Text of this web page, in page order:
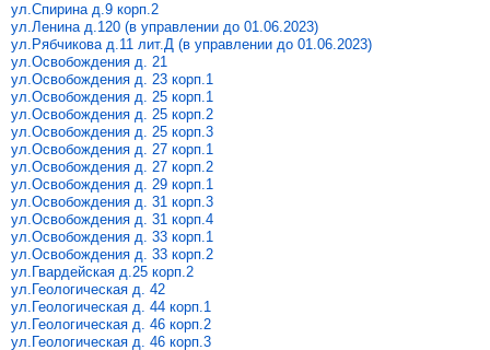
ул.Спирина д.9 корп.2
ул.Ленина д.120 (в управлении до 01.06.2023)
ул.Рябчикова д.11 лит.Д (в управлении до 01.06.2023)
ул.Освобождения д. 21
ул.Освобождения д. 23 корп.1
ул.Освобождения д. 25 корп.1
ул.Освобождения д. 25 корп.2
ул.Освобождения д. 25 корп.3
ул.Освобождения д. 27 корп.1
ул.Освобождения д. 27 корп.2
ул.Освобождения д. 29 корп.1
ул.Освобождения д. 31 корп.3
ул.Освобождения д. 31 корп.4
ул.Освобождения д. 33 корп.1
ул.Освобождения д. 33 корп.2
ул.Гвардейская д.25 корп.2
ул.Геологическая д. 42
ул.Геологическая д. 44 корп.1
ул.Геологическая д. 46 корп.2
ул.Геологическая д. 46 корп.3